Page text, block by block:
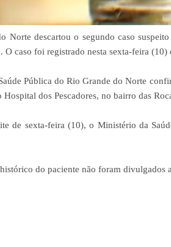
Norte descartou o segundo caso
O caso foi registrado nesta sexta-feira (10)
Pública do Rio Grande do Norte
dos Pescadores, no bairro das
de sexta-feira (10), o Ministério da
do paciente não foram divulgados